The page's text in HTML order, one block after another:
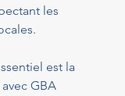
les
est la
GBA